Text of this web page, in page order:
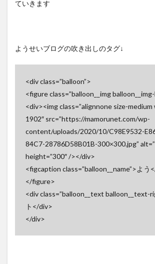
ていきます
ようせいブログの吹き出しのタグ↓
<div class=”balloon”>
<figure class=”balloon__img
<div><img class=”alignnone size-medium
1902″ src=”https://mamorunet.com/wp-
content/uploads/2020/10/C98E9532-
84C7-28786D58B01B-300×300.jpg”
height=”300″ /></div>
<figcaption class=”balloon__name”>よ
</figure>
<div class=”balloon__text balloon__text-
ト</div>
</div>